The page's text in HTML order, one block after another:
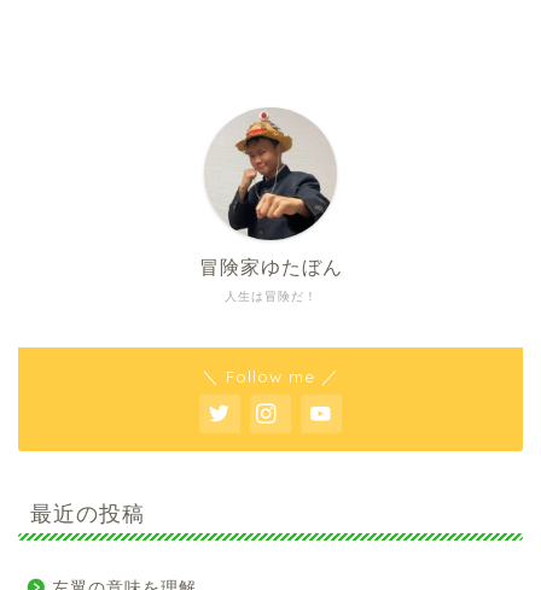
人生は冒険だ！
冒険家ゆたぼん
＼ Follow me ／
最近の投稿